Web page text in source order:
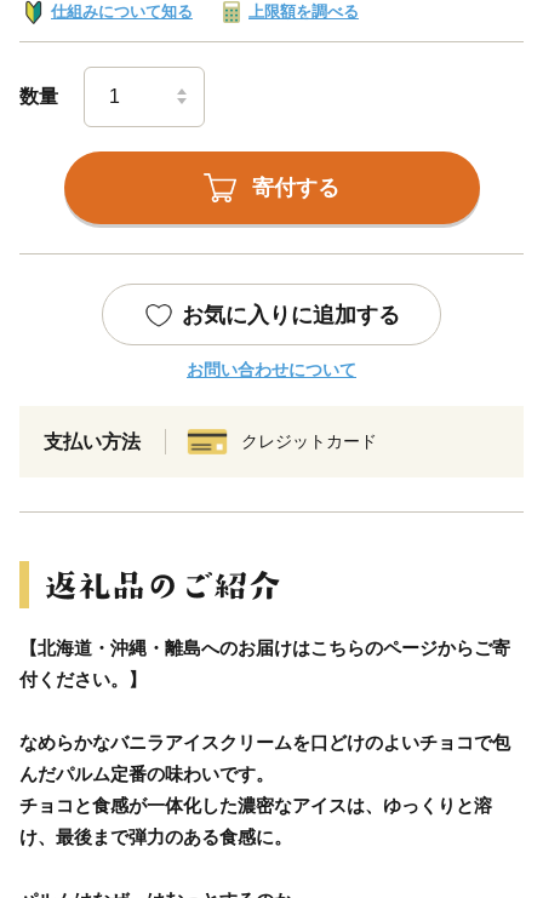
仕組みについて知る 上限額を調べる
数量
寄付する
お気に入りに追加する
お問い合わせについて
支払い方法 クレジットカード
【北海道・沖縄・離島へのお届けはこちらのページからご寄
付ください。】
なめらかなバニラアイスクリームを口どけのよいチョコで包
んだパルム定番の味わいです。
チョコと食感が一体化した濃密なアイスは、ゆっくりと溶
け、最後まで弾力のある食感に。